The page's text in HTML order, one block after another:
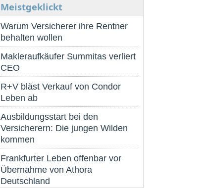
Meistgeklickt
Warum Versicherer ihre Rentner
behalten wollen
Makleraufkäufer Summitas verliert
CEO
R+V bläst Verkauf von Condor
Leben ab
Ausbildungsstart bei den
Versicherern: Die jungen Wilden
kommen
Frankfurter Leben offenbar vor
Übernahme von Athora
Deutschland